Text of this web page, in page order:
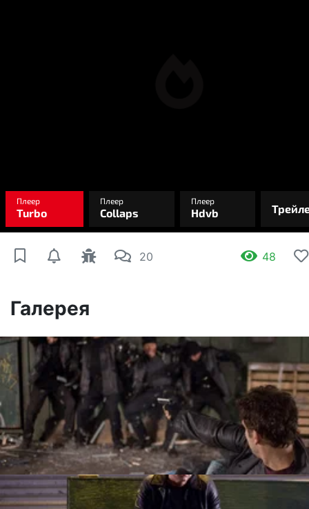
20 48
Галерея